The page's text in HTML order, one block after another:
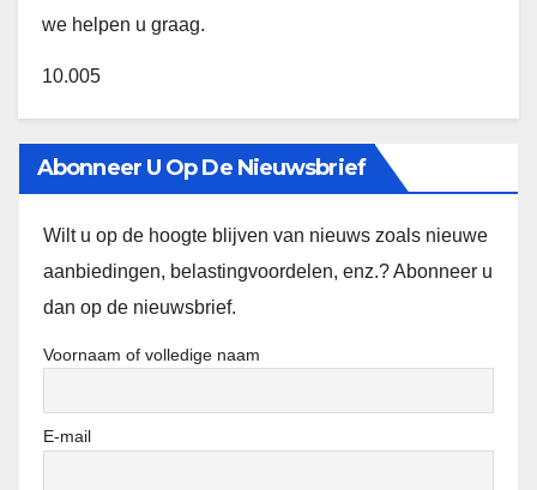
we helpen u graag.
10.005
Abonneer U Op De Nieuwsbrief
Wilt u op de hoogte blijven van nieuws zoals nieuwe
aanbiedingen, belastingvoordelen, enz.? Abonneer u
dan op de nieuwsbrief.
Voornaam of volledige naam
E-mail